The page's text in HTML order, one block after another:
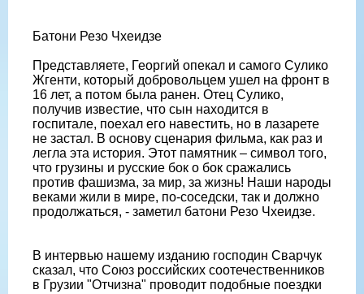
Батони Резо Чхеидзе
Представляете, Георгий опекал и самого Сулико
Жгенти, который добровольцем ушел на фронт в
16 лет, а потом была ранен. Отец Сулико,
получив известие, что сын находится в
госпитале, поехал его навестить, но в лазарете
не застал. В основу сценария фильма, как раз и
легла эта история. Этот памятник – символ того,
что грузины и русские бок о бок сражались
против фашизма, за мир, за жизнь! Наши народы
веками жили в мире, по-соседски, так и должно
продолжаться, - заметил батони Резо Чхеидзе.
В интервью нашему изданию господин Сварчук
сказал, что Союз российских соотечественников
в Грузии "Отчизна" проводит подобные поездки